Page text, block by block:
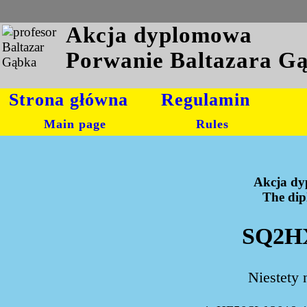
Akcja dyplomowa
Porwanie Baltazara
Strona główna
Main page
Regulamin
Rules
Akcja
The
Niestety